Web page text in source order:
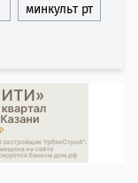
минкульт рт